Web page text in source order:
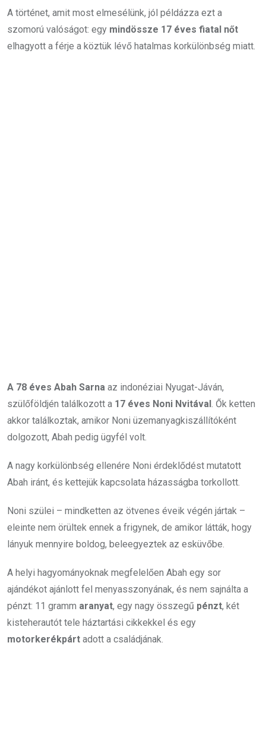
A történet, amit most elmesélünk, jól példázza ezt a
szomorú valóságot: egy mindössze 17 éves fiatal nőt
elhagyott a férje a köztük lévő hatalmas korkülönbség miatt.
A 78 éves Abah Sarna az indonéziai Nyugat-Jáván,
szülőföldjén találkozott a 17 éves Noni Nvitával . Ők ketten
akkor találkoztak, amikor Noni üzemanyagkiszállítóként
dolgozott, Abah pedig ügyfél volt.
A nagy korkülönbség ellenére Noni érdeklődést mutatott
Abah iránt, és kettejük kapcsolata házasságba torkollott.
Noni szülei – mindketten az ötvenes éveik végén jártak –
eleinte nem örültek ennek a frigynek, de amikor látták, hogy
lányuk mennyire boldog, beleegyeztek az esküvőbe.
A helyi hagyományoknak megfelelően Abah egy sor
ajándékot ajánlott fel menyasszonyának, és nem sajnálta a
pénzt: 11 gramm aranyat, egy nagy összegű pénzt, két
kisteherautót tele háztartási cikkekkel és egy
motorkerékpárt adott a családjának.